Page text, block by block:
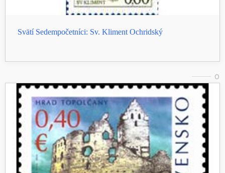
Svätí Sedempočetníci: Sv. Kliment Ochridský
0